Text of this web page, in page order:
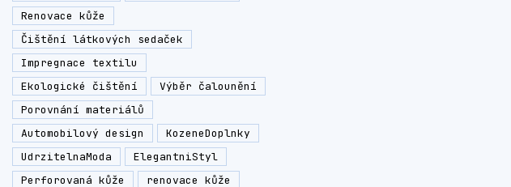
Renovace kůže
Čištění látkových sedaček
Impregnace textilu
Ekologické čištění
Výběr čalounění
Porovnání materiálů
Automobilový design
KozeneDoplnky
UdrzitelnaModa
ElegantniStyl
Perforovaná kůže
renovace kůže